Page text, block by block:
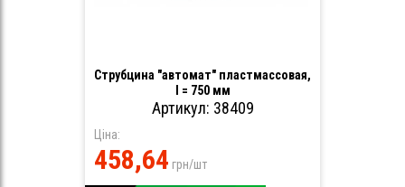
Струбцина "автомат" пластмассовая,
l = 750 мм
Артикул: 38409
Ціна:
458,64 грн/шт